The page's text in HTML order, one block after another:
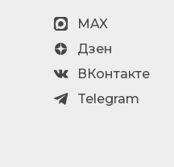
MAX
Дзен
ВКонтакте
Telegram